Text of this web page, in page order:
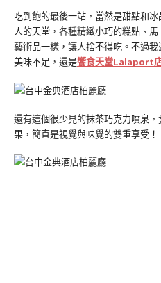
吃到飽的最後一站，當然是甜點和
人的天堂，各種精緻小巧的糕點、
藝術品一樣，讓人捨不得吃。不過
美味不足，還是饗食天堂Lalaport
還有這個很少見的抹茶巧克力噴泉
果，簡直是視覺與味覺的雙重享受！